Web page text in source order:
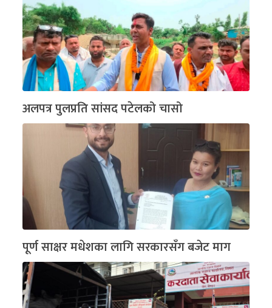
अलपत्र पुलप्रति सांसद पटेलको चासो
पूर्ण साक्षर मधेशका लागि सरकारसँग बजेट माग